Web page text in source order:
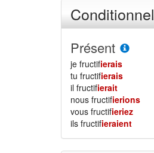
Conditionnel
Présent
je fructifierais
tu fructifierais
il fructifierait
nous fructifierions
vous fructifieriez
ils fructifieraient